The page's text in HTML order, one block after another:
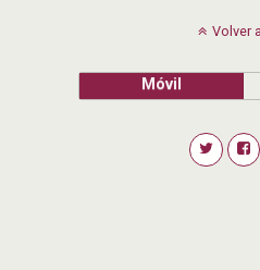
Volver
Móvil